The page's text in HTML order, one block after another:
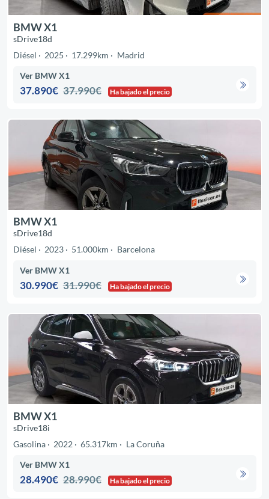
BMW X1
sDrive18d
Diésel
2025 17.299km Madrid
Ver BMW X1
37.890€ 37.990€ Ha bajado el precio
BMW X1
sDrive18d
Diésel
2023 51.000km Barcelona
Ver BMW X1
30.990€ 31.990€ Ha bajado el precio
BMW X1
sDrive18i
Gasolina
2022 65.317km La Coruña
Ver BMW X1
28.490€ 28.990€ Ha bajado el precio